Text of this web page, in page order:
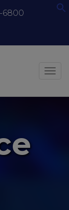
6800